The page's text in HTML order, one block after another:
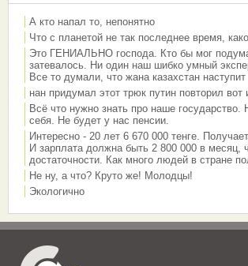
А кто напал то, непонятно
Что с планетой не так последнее время,
Это ГЕНИАЛЬНО господа. Кто бы мог
затевалось. Ни один наш шибко умный
Все то думали, что жана казахстан наступит
нан придумал этот трюк путин повторил вот
Всё что нужно знать про наше государство.
себя. Не будет у нас пенсии.
Интересно - 20 лет 6 670 000 тенге.
И зарплата должна быть 2 800 000 в месяц,
достаточности. Как много людей в стране
Не ну, а что? Круто же! Молодцы!
Экологично